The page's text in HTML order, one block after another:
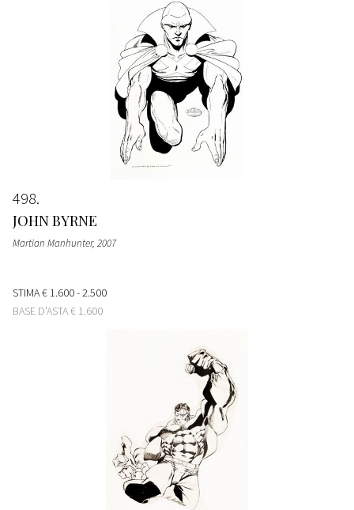
498
JOHN BYRNE
Martian Manhunter, 2007
STIMA€ 1.600 - 2.500
BASE D'ASTA€ 1.600